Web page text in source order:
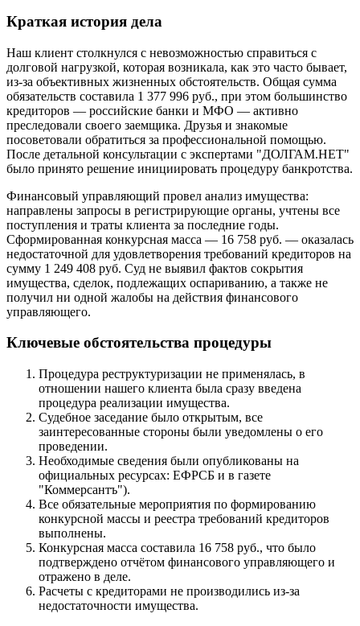
Краткая история дела
Наш клиент столкнулся с невозможностью справиться с
долговой нагрузкой, которая возникала, как это часто бывает,
из-за объективных жизненных обстоятельств. Общая сумма
обязательств составила 1 377 996 руб., при этом большинство
кредиторов — российские банки и МФО — активно
преследовали своего заемщика. Друзья и знакомые
посоветовали обратиться за профессиональной помощью.
После детальной консультации с экспертами "ДОЛГАМ.НЕТ"
было принято решение инициировать процедуру банкротства.
Финансовый управляющий провел анализ имущества:
направлены запросы в регистрирующие органы, учтены все
поступления и траты клиента за последние годы.
Сформированная конкурсная масса — 16 758 руб. — оказалась
недостаточной для удовлетворения требований кредиторов на
сумму 1 249 408 руб. Суд не выявил фактов сокрытия
имущества, сделок, подлежащих оспариванию, а также не
получил ни одной жалобы на действия финансового
управляющего.
Ключевые обстоятельства процедуры
Процедура реструктуризации не применялась, в
отношении нашего клиента была сразу введена
процедура реализации имущества.
Судебное заседание было открытым, все
заинтересованные стороны были уведомлены о его
проведении.
Необходимые сведения были опубликованы на
официальных ресурсах: ЕФРСБ и в газете
"Коммерсантъ").
Все обязательные мероприятия по формированию
конкурсной массы и реестра требований кредиторов
выполнены.
Конкурсная масса составила 16 758 руб., что было
подтверждено отчётом финансового управляющего и
отражено в деле.
Расчеты с кредиторами не производились из-за
недостаточности имущества.